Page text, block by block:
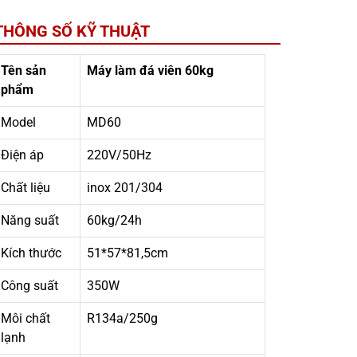
SỐ KỸ THUẬT
Tên sản
phẩm
Máy làm đá viên 60kg
Model MD60
Điện áp 220V/50Hz
Chất liệu inox 201/304
Năng suất 60kg/24h
Kích thước 51*57*81,5cm
Công suất 350W
Môi chất
lạnh
R134a/250g